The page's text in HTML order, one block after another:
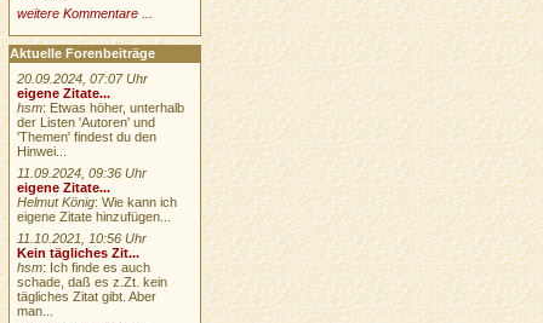
weitere Kommentare ...
Aktuelle Forenbeiträge
20.09.2024, 07:07 Uhr
eigene Zitate...
hsm: Etwas höher, unterhalb
der Listen 'Autoren' und
'Themen' findest du den
Hinwei...
11.09.2024, 09:36 Uhr
eigene Zitate...
Helmut König: Wie kann ich
eigene Zitate hinzufügen...
11.10.2021, 10:56 Uhr
Kein tägliches Zit...
hsm: Ich finde es auch
schade, daß es z.Zt. kein
tägliches Zitat gibt. Aber
man...